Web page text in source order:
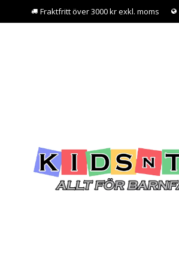
Fraktfritt över 3000 kr exkl. moms